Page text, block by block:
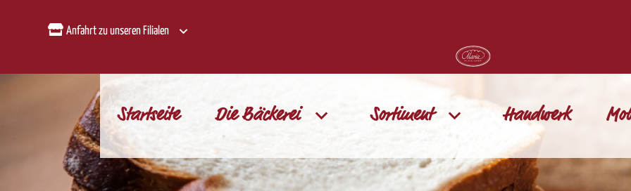
Anfahrt zu unseren Filialen
Startseite Die Bäckerei Sortiment Handwerk